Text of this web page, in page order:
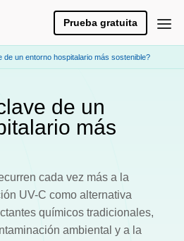
Prueba gratuita
de un entorno hospitalario más sostenible?
de un
más
cada vez más a la
UV-C como alternativa
químicos tradicionales,
ambiental y a la